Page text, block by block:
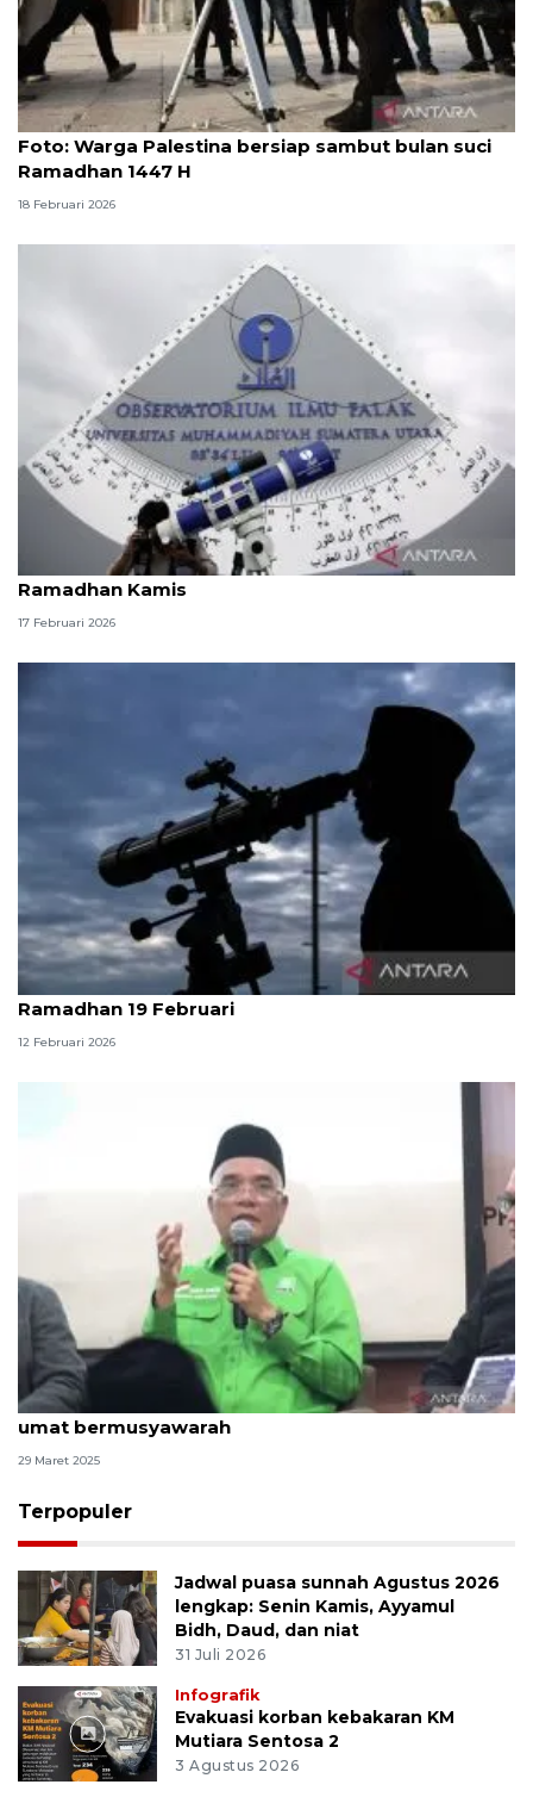
Foto
Foto: Warga Palestina bersiap sambut bulan suci
Ramadhan 1447 H
18 Februari 2026
Kemenag: Hilal tak penuhi kriteria MABIMS, awal
Ramadhan Kamis
17 Februari 2026
Pantau hilal, Kemenag Aceh perkirakan awal
Ramadhan 19 Februari
12 Februari 2026
Komisi VIII DPR: Sidang Isbat bukti pemerintah ajak
umat bermusyawarah
29 Maret 2025
Terpopuler
Jadwal puasa sunnah Agustus 2026
lengkap: Senin Kamis, Ayyamul
Bidh, Daud, dan niat
31 Juli 2026
Infografik
Evakuasi korban kebakaran KM
Mutiara Sentosa 2
3 Agustus 2026